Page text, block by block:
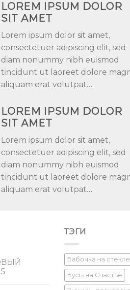
LOREM IPSUM DOLOR
SIT AMET
Lorem ipsum dolor sit amet,
consectetuer adipiscing elit, sed
diam nonummy nibh euismod
tincidunt ut laoreet dolore
aliquam erat volutpat….
LOREM IPSUM DOLOR
SIT AMET
Lorem ipsum dolor sit amet,
consectetuer adipiscing elit, sed
diam nonummy nibh euismod
tincidunt ut laoreet dolore
aliquam erat volutpat….
ТЭГИ
Бабочка на стекле
Бусы на Счастье